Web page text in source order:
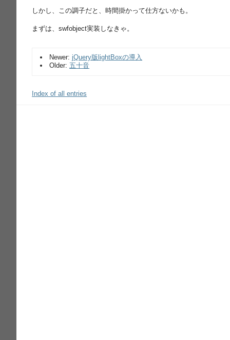
しかし、この調子だと、時間掛かって仕方ないかも。
まずは、swfobject実装しなきゃ。
Newer:jQuery版lightBoxの導入
Older:五十音
Index of all entries